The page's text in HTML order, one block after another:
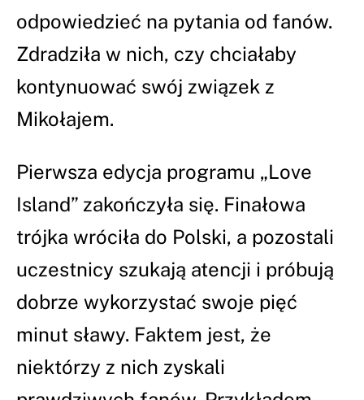
odpowiedzieć na pytania od fanów.
Zdradziła w nich, czy chciałaby
kontynuować swój związek z
Mikołajem.
Pierwsza edycja programu „Love
Island” zakończyła się. Finałowa
trójka wróciła do Polski, a pozostali
uczestnicy szukają atencji i próbują
dobrze wykorzystać swoje pięć
minut sławy. Faktem jest, że
niektórzy z nich zyskali